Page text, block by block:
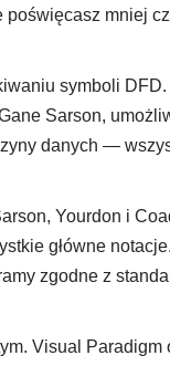
poświęcasz mniej
symboli
Sarson,
danych —
Yourdon i
główne
zgodne z
Visual Paradigm